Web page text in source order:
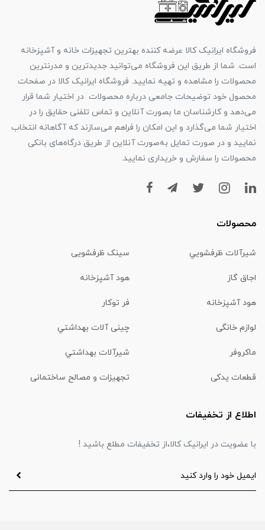
فروشگاه ایرانیک کالا عرضه کننده بهترین تجهیزات خانه و آشپزخانه
است. شما از طریق این فروشگاه می‌توانید جدیدترین و مدرنترین
محصولات را مشاهده و تهیه نمایید. فروشگاه ایرانیک کالا در صفحات
محصول خود توضیحات جامعی درباره محصولات در اختیار شما قرار
می‌دهد و کارشناسان ما بصورت آنلاین و تماس تلفنی حقایق را در
اختیار شما می‌گذارد و این امکان را فراهم می‌سازند که آگاهانه انتخاب
نمایید و در صورت تمایل به‌صورت آنلاین از طریق درگاه‌های بانکی
محصولات را سفارش و خریداری نمایید.
محصولات
شیرآلات ظرفشويي سینک ظرفشویی
اجاق گاز هود آشپزخانه
هود آشپزخانه فر توکار
لوازم خانگی چینی آلات بهداشتي
ماكروفر شیرآلات بهداشتي
قطعات یدکی تجهیزات و مصالح ساختمانی
اطلاع از تخفیفات
با عضویت در ایرانیک کالا،از تخفیفات مطلع باشید !